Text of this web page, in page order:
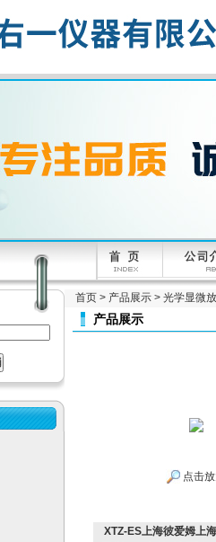
首页 > 产品展示 > 光学显微
产品展示
点击
XTZ-ES上海彼爱姆上